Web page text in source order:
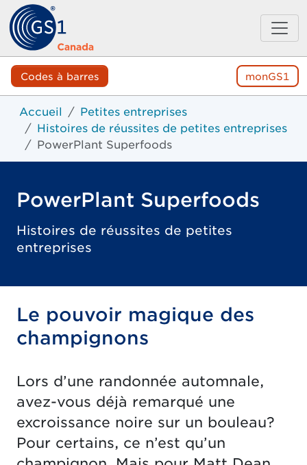
Codes à barres monGS1
Accueil
Petites entreprises
Histoires de réussites de petites entreprises
PowerPlant Superfoods
PowerPlant Superfoods
Histoires de réussites de petites
entreprises
Le pouvoir magique des
champignons
Lors d’une randonnée automnale,
avez-vous déjà remarqué une
excroissance noire sur un bouleau?
Pour certains, ce n’est qu’un